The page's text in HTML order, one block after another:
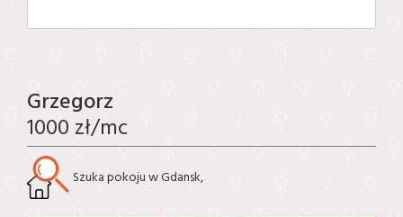
Grzegorz
1000 zł/mc
Szuka pokoju w Gdansk,